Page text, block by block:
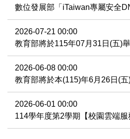
數位發展部「iTaiwan專屬安全
2026-07-21 00:00
教育部將於115年07月31日(五)
2026-06-08 00:00
教育部將於本(115)年6月26日(
2026-06-01 00:00
114學年度第2學期【校園雲端